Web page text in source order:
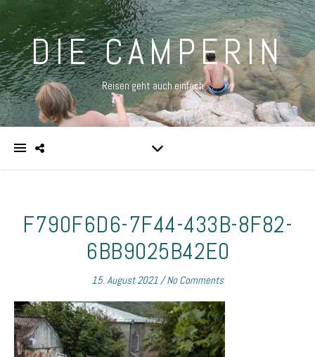
DIE CAMPERIN
Reisen geht auch einfach …
F790F6D6-7F44-433B-8F82-
6BB9025B42E0
15. August 2021/ No Comments